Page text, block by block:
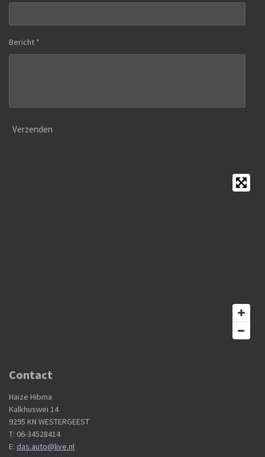
Bericht *
Verzenden
Contact
Haize Hibma
Kalkhuswei 14
9295 KN WESTERGEEST
T: 06-34528414
E: das.auto@live.nl